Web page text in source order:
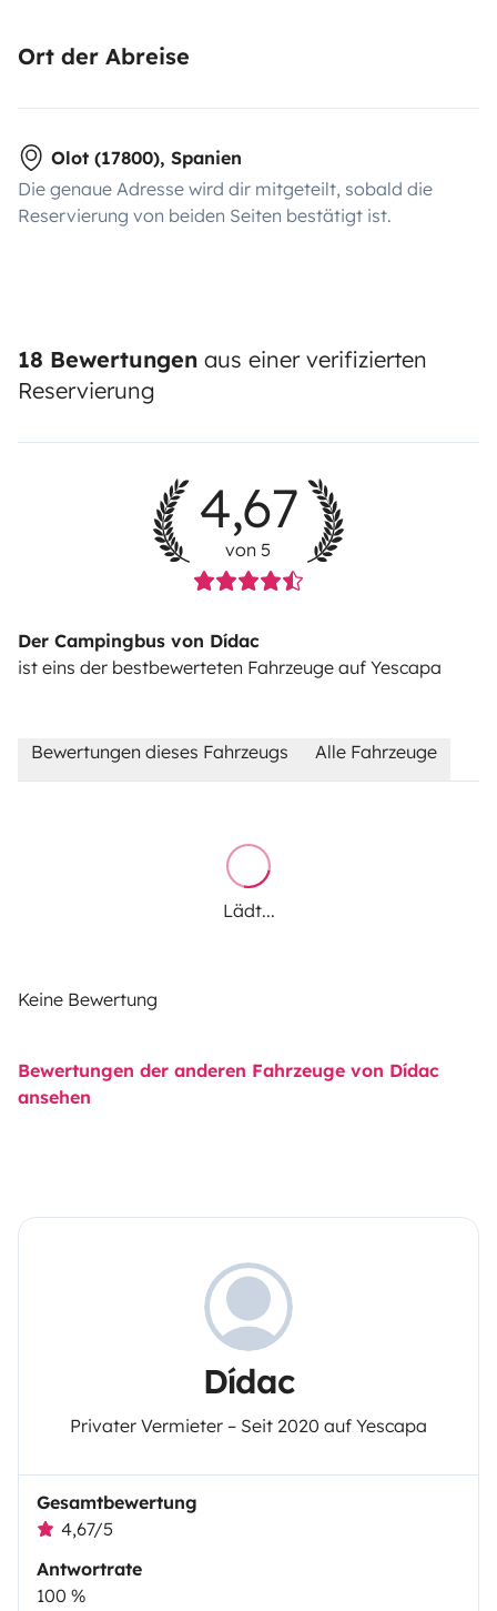
Ort der Abreise
Olot (17800), Spanien
Die genaue Adresse wird dir mitgeteilt, sobald die
Reservierung von beiden Seiten bestätigt ist.
18 Bewertungen aus einer verifizierten
Reservierung
4,67
von 5
Der Campingbus von Dídac
ist eins der bestbewerteten Fahrzeuge auf Yescapa
Bewertungen dieses Fahrzeugs Alle Fahrzeuge
Lädt...
Keine Bewertung
Bewertungen der anderen Fahrzeuge von Dídac
ansehen
Dídac
Privater Vermieter – Seit 2020 auf Yescapa
Gesamtbewertung
4,67/5
Antwortrate
100 %